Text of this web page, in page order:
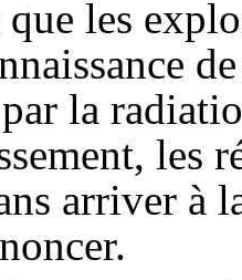
les
la
les
arriver à